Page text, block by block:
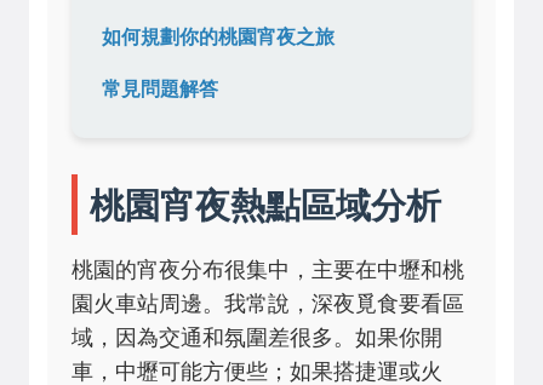
如何規劃你的桃園宵夜之旅
常見問題解答
桃園宵夜熱點區域分析
桃園的宵夜分布很集中，主要在中壢和桃
園火車站周邊。我常說，深夜覓食要看區
域，因為交通和氛圍差很多。如果你開
車，中壢可能方便些；如果搭捷運或火